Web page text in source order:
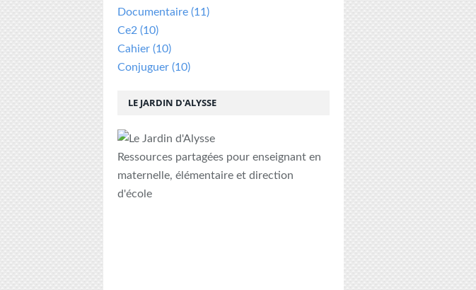
LE JARDIN D'ALYSSE
Ressources partagées pour enseignant en
maternelle, élémentaire et direction
d'école
Documentaire (11)
Ce2 (10)
Cahier (10)
Conjuguer (10)